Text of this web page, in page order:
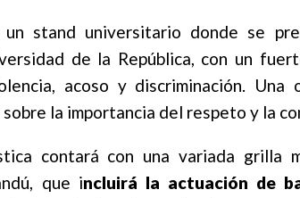
stand universitario donde se
de la República, con un
acoso y discriminación. Una
la importancia del respeto y la
contará con una variada grilla
que incluirá la actuación de